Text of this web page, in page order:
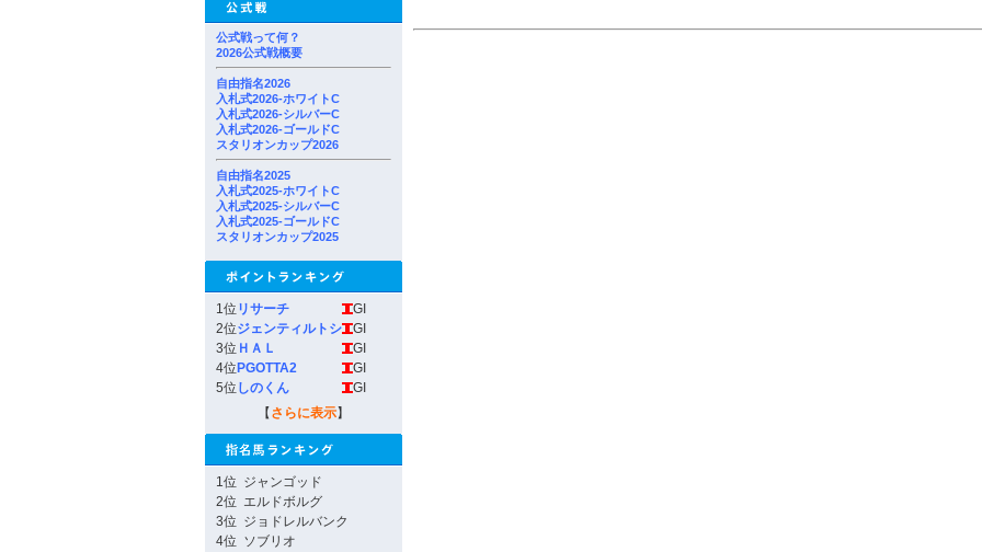
公式戦って何？
2026公式戦概要
自由指名2026
入札式2026-ホワイトC
入札式2026-シルバーC
入札式2026-ゴールドC
スタリオンカップ2026
自由指名2025
入札式2025-ホワイトC
入札式2025-シルバーC
入札式2025-ゴールドC
スタリオンカップ2025
1位 リサーチ
GI
2位ジェンティルトシ
GI
3位 ＨＡＬ
GI
4位 PGOTTA2
GI
5位 しのくん
GI
【 さらに表示】
1位 ジャンゴッド
2位 エルドボルグ
3位 ジョドレルバンク
4位 ソブリオ